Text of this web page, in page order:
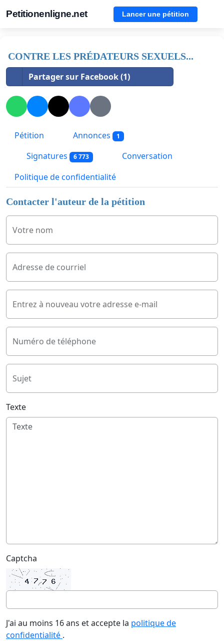
Petitionenligne.net Lancer une pétition
CONTRE LES PRÉDATEURS SEXUELS...
Partager sur Facebook (1)
Pétition Annonces 1
Signatures 6 773
Conversation
Politique de confidentialité
Contacter l'auteur de la pétition
Votre nom
Adresse de courriel
Entrez à nouveau votre adresse e-mail
Numéro de téléphone
Sujet
Texte
Captcha
J'ai au moins 16 ans et accepte la politique de
confidentialité .